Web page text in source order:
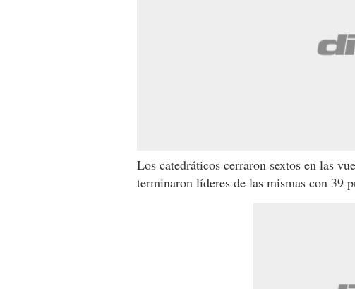
Los catedráticos cerraron sextos en las
terminaron líderes de las mismas con 39